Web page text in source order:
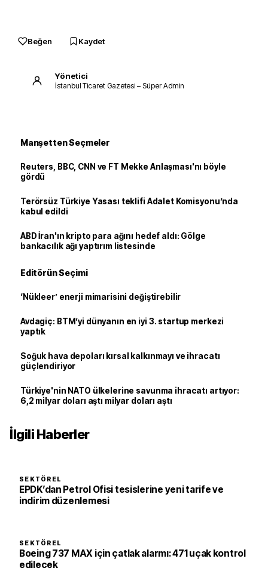
Beğen Kaydet
Yönetici
İstanbul Ticaret Gazetesi – Süper Admin
Manşetten Seçmeler
Reuters, BBC, CNN ve FT Mekke Anlaşması'nı böyle
gördü
Terörsüz Türkiye Yasası teklifi Adalet Komisyonu’nda
kabul edildi
ABD İran'ın kripto para ağını hedef aldı: Gölge
bankacılık ağı yaptırım listesinde
Editörün Seçimi
‘Nükleer’ enerji mimarisini değiştirebilir
Avdagiç: BTM’yi dünyanın en iyi 3. startup merkezi
yaptık
Soğuk hava depoları kırsal kalkınmayı ve ihracatı
güçlendiriyor
Türkiye'nin NATO ülkelerine savunma ihracatı artıyor:
6,2 milyar doları aştı milyar doları aştı
İlgili Haberler
SEKTÖREL
EPDK’dan Petrol Ofisi tesislerine yeni tarife ve
indirim düzenlemesi
SEKTÖREL
Boeing 737 MAX için çatlak alarmı: 471 uçak kontrol
edilecek